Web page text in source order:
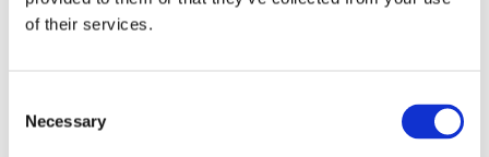
of their services.
Selection
Necessary